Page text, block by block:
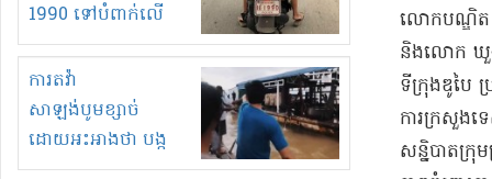
1990 ទៅបំពាក់លើ
ម៉ូតូរបស់ខ្លួន ដាកផ្លាក
រត់ឌុបហើយ
ការតវ៉ា
សាឡង់បូមខ្សាច់
ដោយអះអាងថា បង្ក
បាក់ច្រាំងទន្លេ និង
លោក​បណ្ឌិត
និង​លោក ឃួ​ង
ទីក្រុង​ឌូ​បៃ ប្
ការ​ក្រសួងទ
សន្និបាត​ក្រុ